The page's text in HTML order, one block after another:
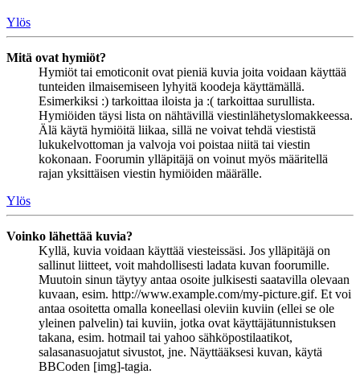
Ylös
Mitä ovat hymiöt?
Hymiöt tai emoticonit ovat pieniä kuvia joita voidaan käyttää
tunteiden ilmaisemiseen lyhyitä koodeja käyttämällä.
Esimerkiksi :) tarkoittaa iloista ja :( tarkoittaa surullista.
Hymiöiden täysi lista on nähtävillä viestinlähetyslomakkeessa.
Älä käytä hymiöitä liikaa, sillä ne voivat tehdä viestistä
lukukelvottoman ja valvoja voi poistaa niitä tai viestin
kokonaan. Foorumin ylläpitäjä on voinut myös määritellä
rajan yksittäisen viestin hymiöiden määrälle.
Ylös
Voinko lähettää kuvia?
Kyllä, kuvia voidaan käyttää viesteissäsi. Jos ylläpitäjä on
sallinut liitteet, voit mahdollisesti ladata kuvan foorumille.
Muutoin sinun täytyy antaa osoite julkisesti saatavilla olevaan
kuvaan, esim. http://www.example.com/my-picture.gif. Et voi
antaa osoitetta omalla koneellasi oleviin kuviin (ellei se ole
yleinen palvelin) tai kuviin, jotka ovat käyttäjätunnistuksen
takana, esim. hotmail tai yahoo sähköpostilaatikot,
salasanasuojatut sivustot, jne. Näyttääksesi kuvan, käytä
BBCoden [img]-tagia.